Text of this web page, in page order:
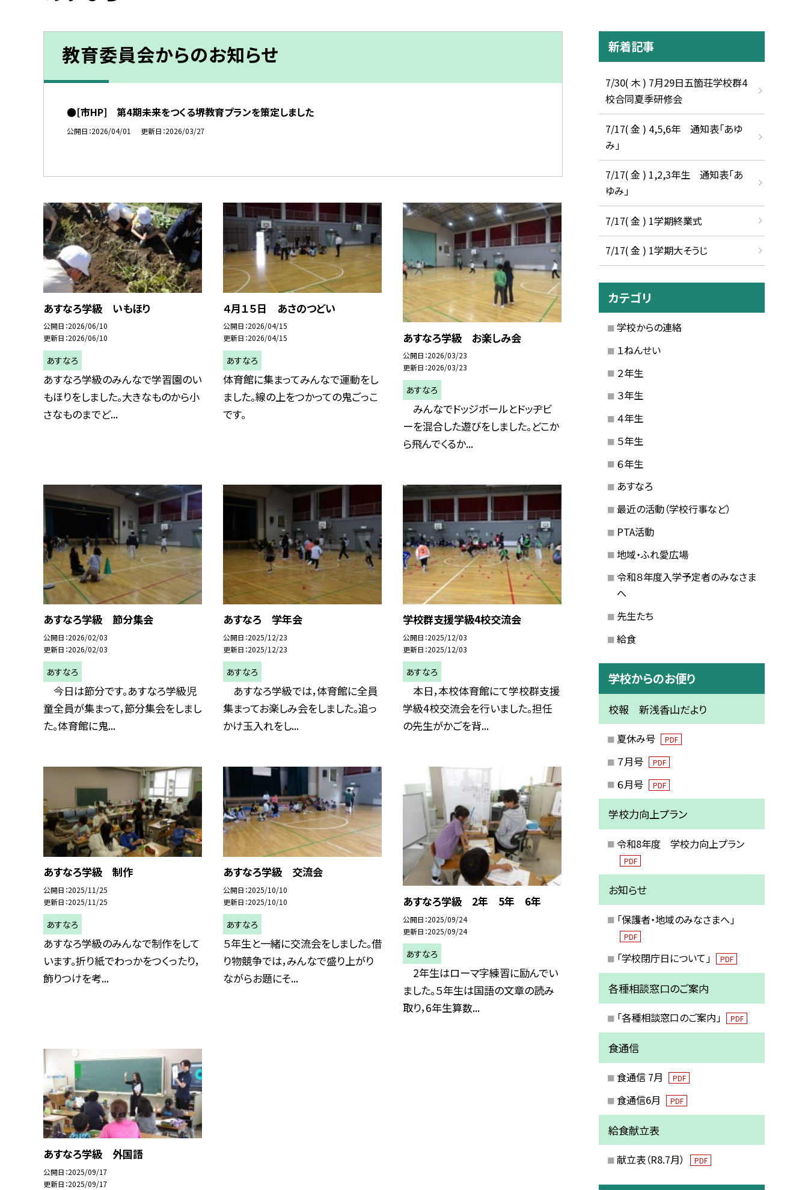
教育委員会からのお知らせ
●[市HP] 第4期未来をつくる堺教育プランを策定しました
公開日 2026/04/01 更新日 2026/03/27
あすなろ学級 いもほり
公開日 2026/06/10
更新日 2026/06/10
あすなろ
あすなろ学級のみんなで学習園のい
もほりをしました。大きなものから小
さなものまでど...
４月１５日 あさのつどい
公開日 2026/04/15
更新日 2026/04/15
あすなろ
体育館に集まってみんなで運動をし
ました。線の上をつかっての鬼ごっこ
です。
あすなろ学級 お楽しみ会
公開日 2026/03/23
更新日 2026/03/23
あすなろ
みんなでドッジボールとドッヂビ
ーを混合した遊びをしました。どこか
ら飛んでくるか...
あすなろ学級 節分集会
公開日 2026/02/03
更新日 2026/02/03
あすなろ
今日は節分です。あすなろ学級児
童全員が集まって，節分集会をしまし
た。体育館に鬼...
あすなろ 学年会
公開日 2025/12/23
更新日 2025/12/23
あすなろ
あすなろ学級では，体育館に全員
集まってお楽しみ会をしました。追っ
かけ玉入れをし...
学校群支援学級4校交流会
公開日 2025/12/03
更新日 2025/12/03
あすなろ
本日，本校体育館にて学校群支援
学級4校交流会を行いました。担任
の先生がかごを背...
あすなろ学級 制作
公開日 2025/11/25
更新日 2025/11/25
あすなろ
あすなろ学級のみんなで制作をして
います。折り紙でわっかをつくったり，
飾りつけを考...
あすなろ学級 交流会
公開日 2025/10/10
更新日 2025/10/10
あすなろ
５年生と一緒に交流会をしました。借
り物競争では，みんなで盛り上がり
ながらお題にそ...
あすなろ学級 2年 5年 6年
公開日 2025/09/24
更新日 2025/09/24
あすなろ
2年生はローマ字練習に励んでい
ました。５年生は国語の文章の読み
取り，6年生算数...
あすなろ学級 外国語
公開日 2025/09/17
更新日 2025/09/17
新着記事
7/30( 木 ) 7月29日五箇荘学校群4
校合同夏季研修会
7/17( 金 ) 4,5,6年 通知表「あゆ
み」
7/17( 金 ) 1,2,3年生 通知表「あ
ゆみ」
7/17( 金 ) 1学期終業式
7/17( 金 ) 1学期大そうじ
カテゴリ
学校からの連絡
１ねんせい
２年生
３年生
４年生
５年生
６年生
あすなろ
最近の活動（学校行事など）
PTA活動
地域・ふれ愛広場
令和８年度入学予定者のみなさま
へ
先生たち
給食
学校からのお便り
校報 新浅香山だより
夏休み号 PDF
７月号 PDF
６月号 PDF
学校力向上プラン
令和8年度 学校力向上プラン
PDF
お知らせ
「保護者・地域のみなさまへ」
PDF
「学校閉庁日について」 PDF
各種相談窓口のご案内
「各種相談窓口のご案内」 PDF
食通信
食通信 7月 PDF
食通信6月 PDF
給食献立表
献立表（R8.7月） PDF